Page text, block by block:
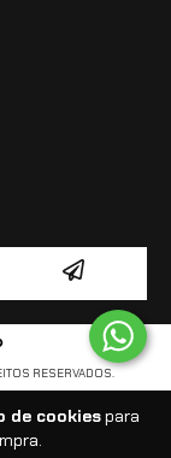
de cookiespara
RESERVADOS.